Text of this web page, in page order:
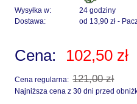
Wysyłka w:
24 godziny
Dostawa:
od 13,90 zł -
Cena nie zawiera
Cena: 102,50 zł
Cena regularna: 121,00 zł
Najniższa cena z 30 dni przed